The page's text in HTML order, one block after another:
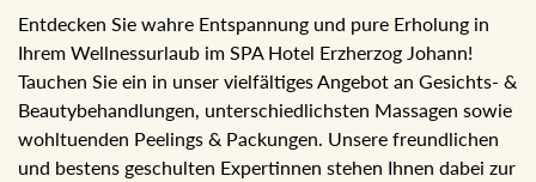
Entdecken Sie wahre Entspannung und pure Erholung in
Ihrem Wellnessurlaub im SPA Hotel Erzherzog Johann!
Tauchen Sie ein in unser vielfältiges Angebot an Gesichts- &
Beautybehandlungen, unterschiedlichsten Massagen sowie
wohltuenden Peelings & Packungen. Unsere freundlichen
und bestens geschulten Expertinnen stehen Ihnen dabei zur